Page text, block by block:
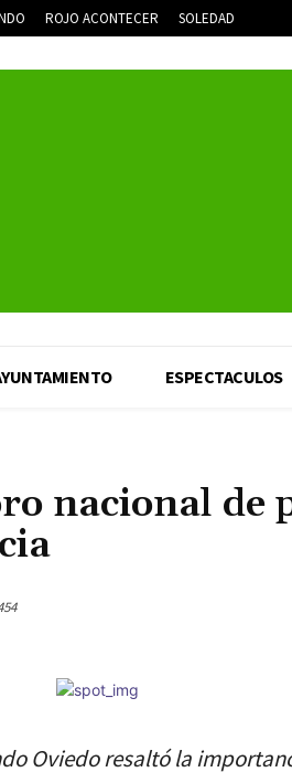
ROJO ACONTECER SOLEDAD
ESPECTACULOS
nacional de
Oviedo resaltó la